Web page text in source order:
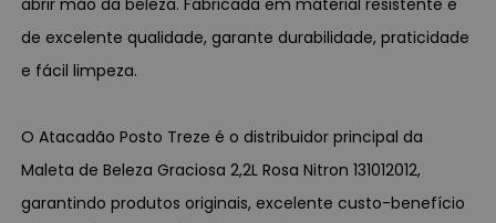
de excelente qualidade, garante durabilidade, praticidade
e fácil limpeza.
O Atacadão Posto Treze é o distribuidor principal da
Maleta de Beleza Graciosa 2,2L Rosa Nitron 131012012,
garantindo produtos originais, excelente custo-benefício